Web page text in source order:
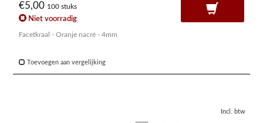
€5,00 100 stuks
Niet voorradig
Facetkraal - Oranje nacré - 4mm
Toevoegen aan vergelijking
Incl. btw